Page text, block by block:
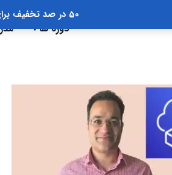
50 در صد تخفیف برای خرید بالای ۱۵۰ هزار تومان با کد off50
دوره ها